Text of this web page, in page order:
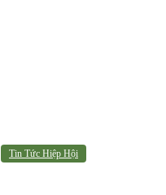
Tin Tức Hiệp Hội